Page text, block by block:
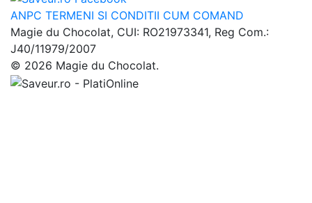
ANPC TERMENI SI CONDITII CUM COMAND
Magie du Chocolat, CUI: RO21973341, Reg Com.:
J40/11979/2007
© 2026 Magie du Chocolat.